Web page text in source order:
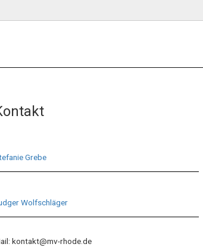
Grebe
Wolfschläger
kontakt@mv-rhode.de